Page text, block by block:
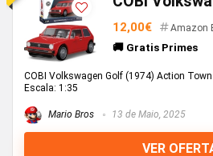
12,00€ Amazon
🚚 Gratis Primes
COBI Volkswagen Golf (1974) Action
Escala: 1:35
Mario Bros 13 de Maio, 2025
VER